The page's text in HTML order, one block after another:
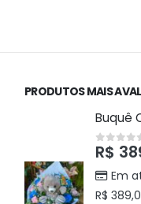
PRODUTOS MAIS
0out
R$
Em
R$